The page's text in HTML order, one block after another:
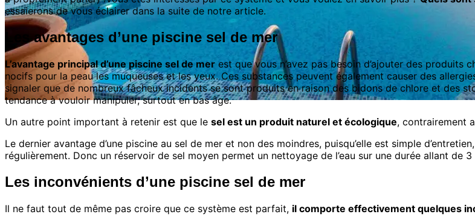
essaierons de vous éclairer dans la suite de notre article.
Les avantages d’une piscine sel de mer
L’avantage principal d’une piscine sel de mer est que vous n’avez pas besoin d’ajouter des
nocifs pour la peau les muqueuses et les yeux. Ces substances peuvent également causer des
signaler que de nombreux fâcheux incidents se sont produits en raison des bidons de chlore et des
tendance à vouloir manipuler, surtout en bas âge.
Un autre point important à retenir est que le sel est un produit naturel et écologique, contrairement
Le dernier avantage d’une piscine au sel de mer et non des moindres, puisqu’elle est simple
régulièrement. Donc un réservoir de sel moyen permet un nettoyage de l’eau sur une durée allant de
Les inconvénients d’une piscine sel de mer
Il ne faut tout de même pas croire que ce système est parfait, il comporte effectivement quelques